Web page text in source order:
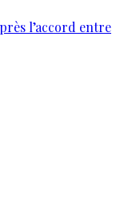
l’accord entre